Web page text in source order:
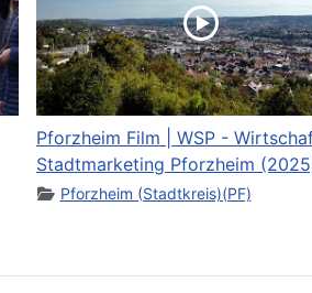
Pforzheim Film | WSP -
Stadtmarketing Pforzheim
Pforzheim (Stadtkreis)(PF)